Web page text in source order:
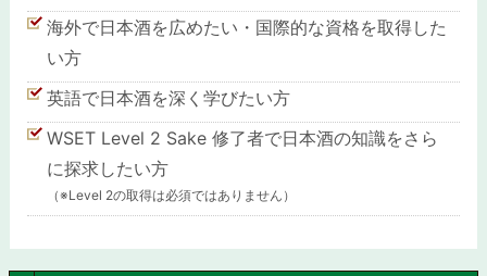
海外で日本酒を広めたい・国際的な資格を取得した
い方
英語で日本酒を深く学びたい方
WSET Level 2 Sake 修了者で日本酒の知識をさら
に探求したい方
（※Level 2の取得は必須ではありません）